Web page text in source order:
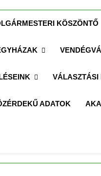
KÖSZÖNTŐ
VÁLASZTÁSI
ADATOK